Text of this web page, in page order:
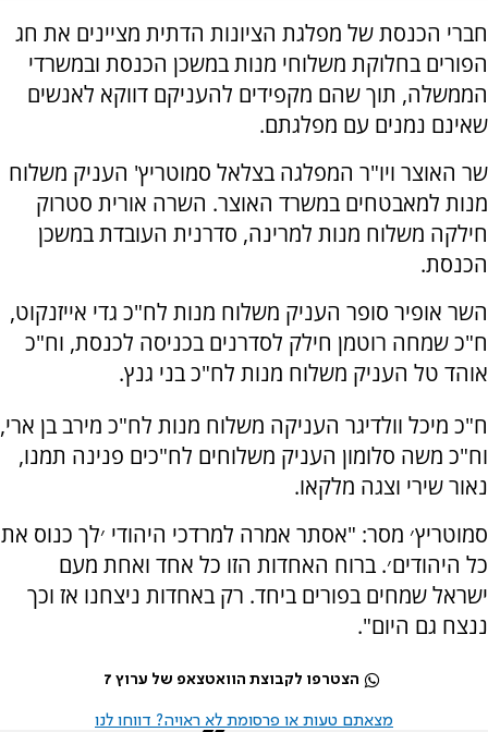
חברי הכנסת של מפלגת הציונות הדתית מציינים את חג
הפורים בחלוקת משלוחי מנות במשכן הכנסת ובמשרדי
הממשלה, תוך שהם מקפידים להעניקם דווקא לאנשים
שאינם נמנים עם מפלגתם.
שר האוצר ויו"ר המפלגה בצלאל סמוטריץ' העניק משלוח
מנות למאבטחים במשרד האוצר. השרה אורית סטרוק
חילקה משלוח מנות למרינה, סדרנית העובדת במשכן
הכנסת.
השר אופיר סופר העניק משלוח מנות לח"כ גדי אייזנקוט,
ח"כ שמחה רוטמן חילק לסדרנים בכניסה לכנסת, וח"כ
אוהד טל העניק משלוח מנות לח"כ בני גנץ.
ח"כ מיכל וולדיגר העניקה משלוח מנות לח"כ מירב בן ארי,
וח"כ משה סלומון העניק משלוחים לח"כים פנינה תמנו,
נאור שירי וצגה מלקאו.
סמוטריץ׳ מסר: "אסתר אמרה למרדכי היהודי ׳לך כנוס את
כל היהודים׳. ברוח האחדות הזו כל אחד ואחת מעם
ישראל שמחים בפורים ביחד. רק באחדות ניצחנו אז וכך
ננצח גם היום".
הצטרפו לקבוצת הוואטצאפ של ערוץ 7
מצאתם טעות או פרסומת לא ראויה? דווחו לנו